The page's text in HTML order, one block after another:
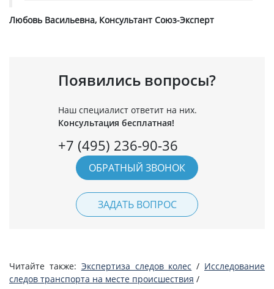
Любовь Васильевна, Консультант Союз-Эксперт
Появились вопросы?
Наш специалист ответит на них.
Консультация бесплатная!
+7 (495) 236-90-36
ОБРАТНЫЙ ЗВОНОК
ЗАДАТЬ ВОПРОС
Читайте также: Экспертиза следов колес / Исследование
следов транспорта на месте происшествия /